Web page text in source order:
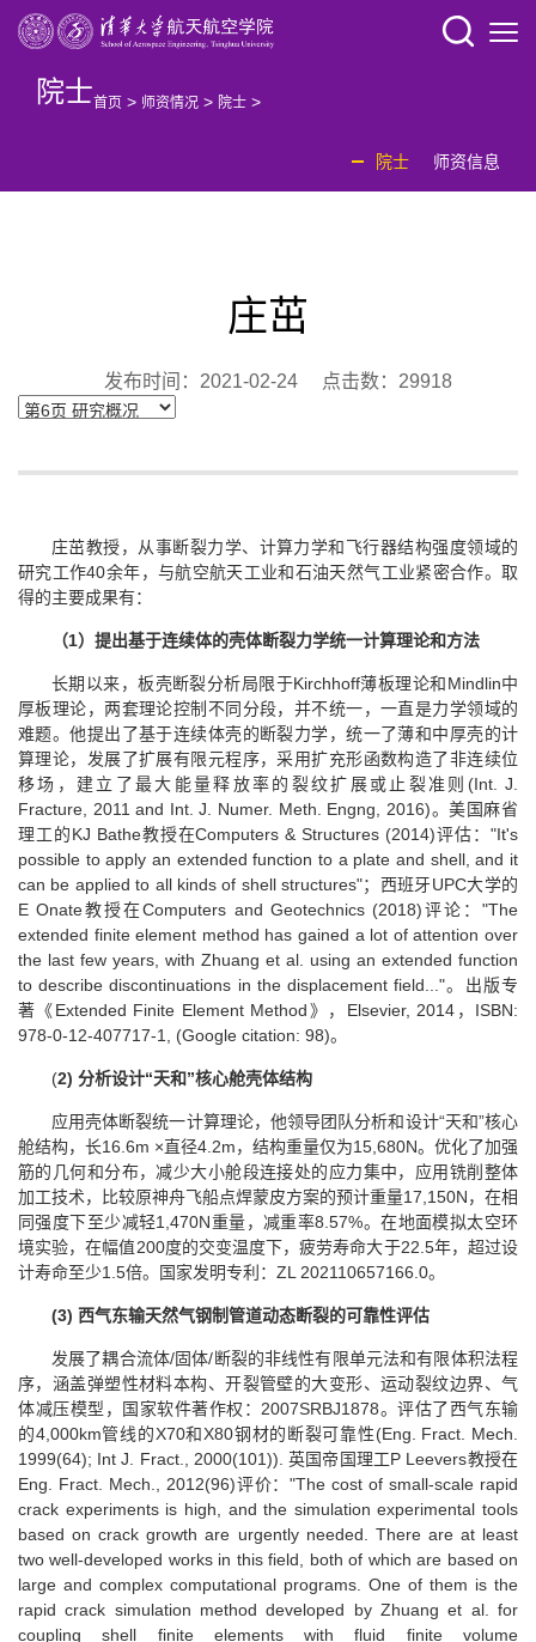
院士首页 > 师资情况 > 院士 >
院士 师资信息
庄茁
发布时间：2021-02-24 点击数： 29918
庄茁教授，从事断裂力学、计算力学和飞行器结构强度领域的
研究工作40余年，与航空航天工业和石油天然气工业紧密合作。取
得的主要成果有：
（1）提出基于连续体的壳体断裂力学统一计算理论和方法
长期以来，板壳断裂分析局限于Kirchhoff薄板理论和Mindlin中
厚板理论，两套理论控制不同分段，并不统一，一直是力学领域的
难题。他提出了基于连续体壳的断裂力学，统一了薄和中厚壳的计
算理论，发展了扩展有限元程序，采用扩充形函数构造了非连续位
移场，建立了最大能量释放率的裂纹扩展或止裂准则(Int. J.
Fracture, 2011 and Int. J. Numer. Meth. Engng, 2016)。美国麻省
理工的KJ Bathe教授在Computers & Structures (2014)评估："It's
possible to apply an extended function to a plate and shell, and it
can be applied to all kinds of shell structures"；西班牙UPC大学的
E Onate教授在Computers and Geotechnics (2018)评论："The
extended finite element method has gained a lot of attention over
the last few years, with Zhuang et al. using an extended function
to describe discontinuations in the displacement field..."。出版专
著《Extended Finite Element Method》，Elsevier, 2014，ISBN:
978-0-12-407717-1, (Google citation: 98)。
(2) 分析设计“天和”核心舱壳体结构
应用壳体断裂统一计算理论，他领导团队分析和设计“天和”核心
舱结构，长16.6m ×直径4.2m，结构重量仅为15,680N。优化了加强
筋的几何和分布，减少大小舱段连接处的应力集中，应用铣削整体
加工技术，比较原神舟飞船点焊蒙皮方案的预计重量17,150N，在相
同强度下至少减轻1,470N重量，减重率8.57%。在地面模拟太空环
境实验，在幅值200度的交变温度下，疲劳寿命大于22.5年，超过设
计寿命至少1.5倍。国家发明专利：ZL 202110657166.0。
(3) 西气东输天然气钢制管道动态断裂的可靠性评估
发展了耦合流体/固体/断裂的非线性有限单元法和有限体积法程
序，涵盖弹塑性材料本构、开裂管壁的大变形、运动裂纹边界、气
体减压模型，国家软件著作权：2007SRBJ1878。评估了西气东输
的4,000km管线的X70和X80钢材的断裂可靠性(Eng. Fract. Mech.
1999(64); Int J. Fract., 2000(101)). 英国帝国理工P Leevers教授在
Eng. Fract. Mech., 2012(96)评价："The cost of small-scale rapid
crack experiments is high, and the simulation experimental tools
based on crack growth are urgently needed. There are at least
two well-developed works in this field, both of which are based on
large and complex computational programs. One of them is the
rapid crack simulation method developed by Zhuang et al. for
coupling shell finite elements with fluid finite volume